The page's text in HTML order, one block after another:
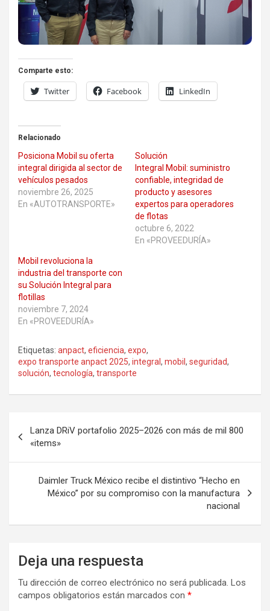
Comparte esto:
Twitter Facebook LinkedIn
Relacionado
Posiciona Mobil su oferta
integral dirigida al sector de
vehículos pesados
noviembre 26, 2025
En «AUTOTRANSPORTE»
Solución
Integral Mobil: suministro
confiable, integridad de
producto y asesores
expertos para operadores
de flotas
octubre 6, 2022
En «PROVEEDURÍA»
Mobil revoluciona la
industria del transporte con
su Solución Integral para
flotillas
noviembre 7, 2024
En «PROVEEDURÍA»
Etiquetas: anpact, eficiencia, expo,
expo transporte anpact 2025, integral , mobil , seguridad,
solución, tecnología, transporte
de
entradas
Lanza DRiV portafolio 2025–2026 con más de mil 800
«items»
Daimler Truck México recibe el distintivo “Hecho en
México” por su compromiso con la manufactura
nacional
Deja una respuesta
Tu dirección de correo electrónico no será publicada. Los
campos obligatorios están marcados con *